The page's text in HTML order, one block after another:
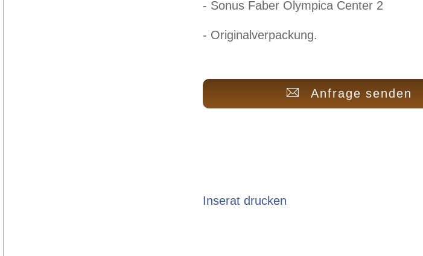
- Sonus Faber Olympica Center 2
- Originalverpackung.
Anfrage senden
Inserat drucken